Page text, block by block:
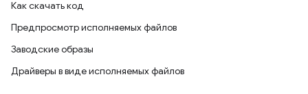
Как скачать код
Предпросмотр исполняемых файлов
Заводские образы
Драйверы в виде исполняемых файлов